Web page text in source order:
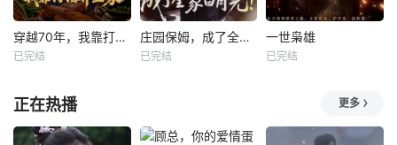
穿越70年，我靠打猎养全家
已完结
庄园保姆，成了全家白月光
已完结
一世枭雄
已完结
正在热播 更多